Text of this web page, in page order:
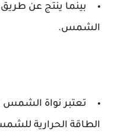
الشمس.
تعتبر نواة الشمس
الطاقة الحرارية